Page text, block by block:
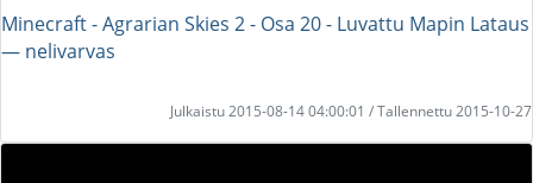
Minecraft - Agrarian Skies 2 - Osa 20 - Luvattu Mapin Lataus
― nelivarvas
Julkaistu 2015-08-14 04:00:01 / Tallennettu 2015-10-27